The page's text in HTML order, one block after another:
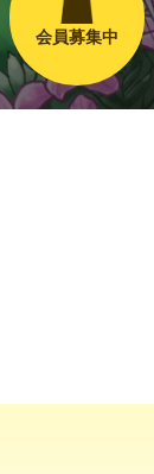
会員募集中